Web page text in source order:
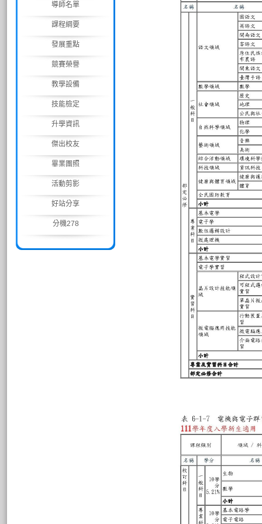
導師名單
課程綱要
發展重點
競賽榮譽
教學設備
技能檢定
升學資訊
傑出校友
畢業團照
活動剪影
好站分享
分機278